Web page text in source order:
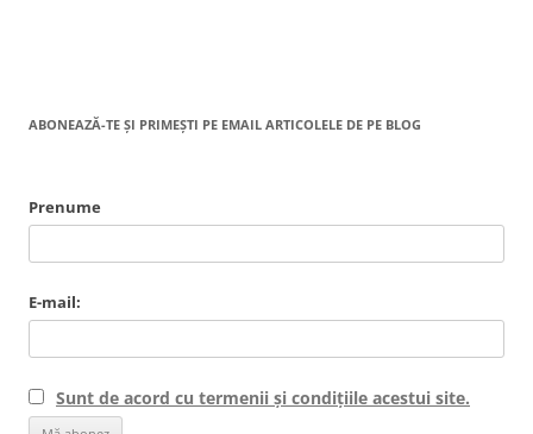
ABONEAZĂ-TE ȘI PRIMEȘTI PE EMAIL ARTICOLELE DE PE BLOG
Prenume
E-mail:
Sunt de acord cu termenii și condițiile acestui site.